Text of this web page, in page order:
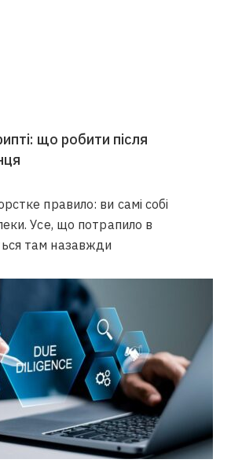
що робити після
правило: ви самі собі
Усе, що потрапило в
там назавжди